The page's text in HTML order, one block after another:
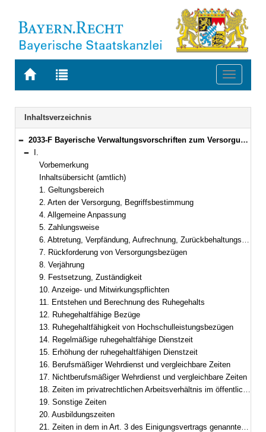
Zur
BAYERN.RECHT
Zur
letzten
Suche
Toggle
Navigation
Inhaltsverzeichnis
Bereich reduzieren
2033-F Bayerische Verwaltungsvorschriften zum Versorgungsrecht (BayVV-Versorgung) Bekanntmachung des Bayerischen Staatsministeriums der Finanzen vom 20. September 2012, Az. 24 - P 1601 - 043 - 38 950/11 (FMBl. S. 394)
Bereich reduzieren
I.
Vorbemerkung
Inhaltsübersicht (amtlich)
1. Geltungsbereich
2. Arten der Versorgung, Begriffsbestimmung
4. Allgemeine Anpassung
5. Zahlungsweise
6. Abtretung, Verpfändung, Aufrechnung, Zurückbehaltungsrecht
7. Rückforderung von Versorgungsbezügen
8. Verjährung
9. Festsetzung, Zuständigkeit
10. Anzeige- und Mitwirkungspflichten
11. Entstehen und Berechnung des Ruhegehalts
12. Ruhegehaltfähige Bezüge
13. Ruhegehaltfähigkeit von Hochschulleistungsbezügen
14. Regelmäßige ruhegehaltfähige Dienstzeit
15. Erhöhung der ruhegehaltfähigen Dienstzeit
16. Berufsmäßiger Wehrdienst und vergleichbare Zeiten
17. Nichtberufsmäßiger Wehrdienst und vergleichbare Zeiten
18. Zeiten im privatrechtlichen Arbeitsverhältnis im öffentlichen Dienst
19. Sonstige Zeiten
20. Ausbildungszeiten
21. Zeiten in dem in Art. 3 des Einigungsvertrags genannten Gebiet